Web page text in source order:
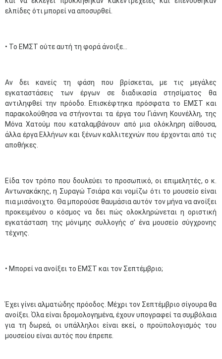
ελπίδες ότι μπορεί να αποσυρθεί.
• Το ΕΜΣΤ ούτε αυτή τη φορά άνοιξε...
Αν δει κανείς τη φάση που βρίσκεται, με τις μεγάλες
εγκαταστάσεις των έργων σε διαδικασία στησίματος θα
αντιληφθεί την πρόοδο. Επισκέφτηκα πρόσφατα το ΕΜΣΤ και
παρακολούθησα να στήνονται τα έργα του Γιάννη Κουνέλλη, της
Μόνα Χατούμ που καταλαμβάνουν από μια ολόκληρη αίθουσα,
άλλα έργα Ελλήνων και ξένων καλλιτεχνών που έρχονται από τις
αποθήκες.
Είδα τον τρόπο που δουλεύει το προσωπικό, οι επιμελητές, ο κ.
Αντωνακάκης, η Συραγώ Τσιάρα και νομίζω ότι το μουσείο είναι
πια μισάνοιχτο. Θα μπορούσε θαυμάσια αυτόν τον μήνα να ανοίξει
προκειμένου ο κόσμος να δει πώς ολοκληρώνεται η οριστική
εγκατάσταση της μόνιμης συλλογής σ' ένα μουσείο σύγχρονης
τέχνης.
• Μπορεί να ανοίξει το ΕΜΣΤ και τον Σεπτέμβριο;
Έχει γίνει αλματώδης πρόοδος. Μέχρι τον Σεπτέμβριο σίγουρα θα
ανοίξει. Όλα είναι δρομολογημένα, έχουν υπογραφεί τα συμβόλαια
για τη δωρεά, οι υπάλληλοι είναι εκεί, ο προϋπολογισμός του
μουσείου είναι αυτός που έπρεπε.